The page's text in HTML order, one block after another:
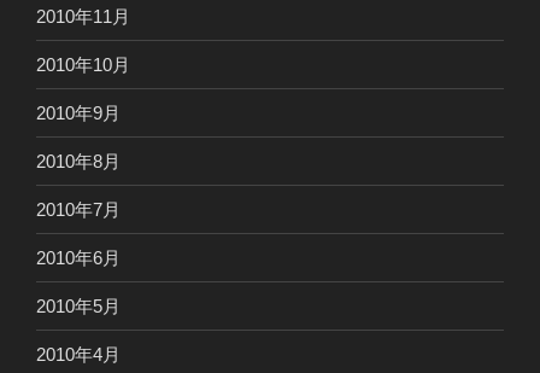
2010年11月
2010年10月
2010年9月
2010年8月
2010年7月
2010年6月
2010年5月
2010年4月